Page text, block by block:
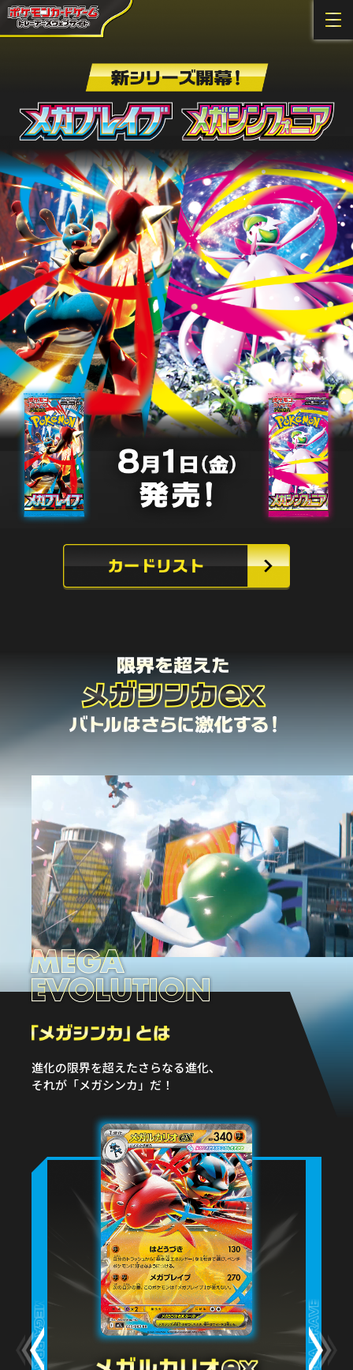
進化の限界を超えたさらなる進化、
それが「メガシンカ」だ！